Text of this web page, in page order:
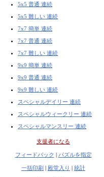
5x5 普通 連続
5x5 難しい 連続
7x7 簡単 連続
7x7 普通 連続
7x7 難しい 連続
9x9 簡単 連続
9x9 普通 連続
9x9 難しい 連続
スペシャルデイリー 連続
スペシャルウィークリー 連続
スペシャルマンスリー 連続
支援者になる
フィードバック | パズルを指定
一括印刷 | 殿堂入り | 統計